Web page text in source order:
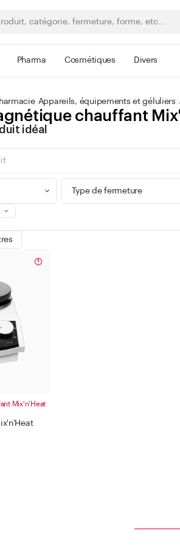
Pharma Cosmétiques Divers
Appareils, équipements et géluliers
chauffant
idéal
Type de fermeture
Mix'n'Heat